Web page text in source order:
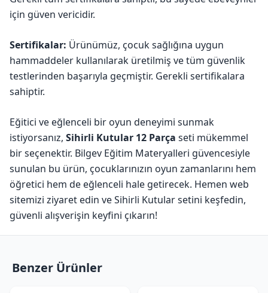
için güven vericidir.
Sertifikalar: Ürünümüz, çocuk sağlığına uygun
hammaddeler kullanılarak üretilmiş ve tüm güvenlik
testlerinden başarıyla geçmiştir. Gerekli sertifikalara
sahiptir.
Eğitici ve eğlenceli bir oyun deneyimi sunmak
istiyorsanız, Sihirli Kutular 12 Parça seti mükemmel
bir seçenektir. Bilgev Eğitim Materyalleri güvencesiyle
sunulan bu ürün, çocuklarınızın oyun zamanlarını hem
öğretici hem de eğlenceli hale getirecek. Hemen web
sitemizi ziyaret edin ve Sihirli Kutular setini keşfedin,
güvenli alışverişin keyfini çıkarın!
Benzer Ürünler